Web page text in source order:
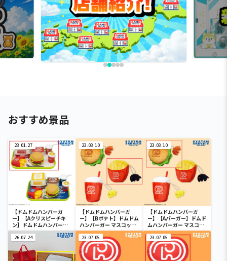
おすすめ景品
23.01.27
【ドムドムハンバーガ
ー】【Aクリスピーチキ
ン】ドムドムハンバーガ
ー ファーストフードおも
ちゃセット
23.03.10
【ドムドムハンバーガ
ー】【Bポテト】ドムドム
ハンバーガー マスコット
付きポーチ
23.03.10
【ドムドムハンバーガ
ー】【Aバーガー】ドムド
ムハンバーガー マスコッ
ト付きポーチ
26.07.24 23.07.05 23.07.05